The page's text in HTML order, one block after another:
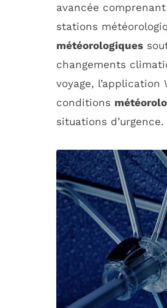
avancée
stations
météorologiques
changements
voyage,
conditions
situations d’urgence.